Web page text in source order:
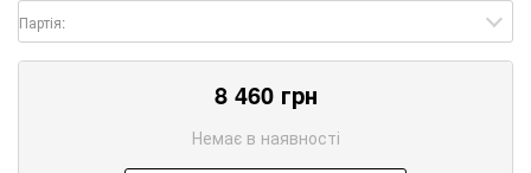
Партія:
8 460 грн
Немає в наявності